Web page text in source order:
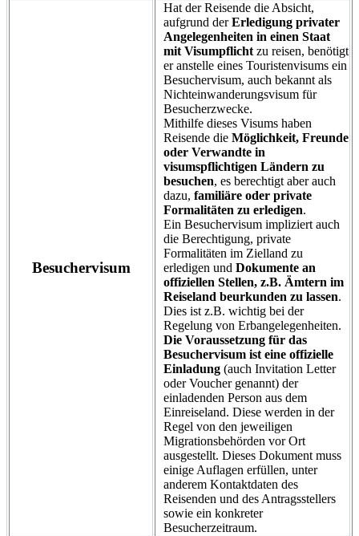
Besuchervisum
Hat der Reisende die Absicht,
aufgrund derErledigung privater
Angelegenheiten in einen Staat
mit Visumpflicht zu reisen, benötigt
er anstelle eines Touristenvisums ein
Besuchervisum, auch bekannt als
Nichteinwanderungsvisum für
Besucherzwecke.
Mithilfe dieses Visums haben
Reisende die Möglichkeit, Freunde
oder Verwandte in
visumspflichtigen Ländern zu
besuchen, es berechtigt aber auch
dazu, familiäre oder private
Formalitäten zu erledigen.
Ein Besuchervisum impliziert auch
die Berechtigung, private
Formalitäten im Zielland zu
erledigen und Dokumente an
offiziellen Stellen, z.B. Ämtern im
Reiseland beurkunden zu lassen.
Dies ist z.B. wichtig bei der
Regelung von Erbangelegenheiten.
Die Voraussetzung für das
Besuchervisum ist eine offizielle
Einladung (auch Invitation Letter
oder Voucher genannt) der
einladenden Person aus dem
Einreiseland. Diese werden in der
Regel von den jeweiligen
Migrationsbehörden vor Ort
ausgestellt. Dieses Dokument muss
einige Auflagen erfüllen, unter
anderem Kontaktdaten des
Reisenden und des Antragsstellers
sowie ein konkreter
Besucherzeitraum.